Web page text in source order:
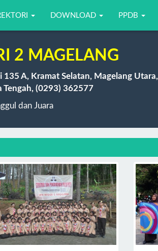
DOWNLOAD PPDB
2 MAGELANG
135 A, Kramat Selatan, Magelang Utara,
Tengah, (0293) 362577
dan Juara